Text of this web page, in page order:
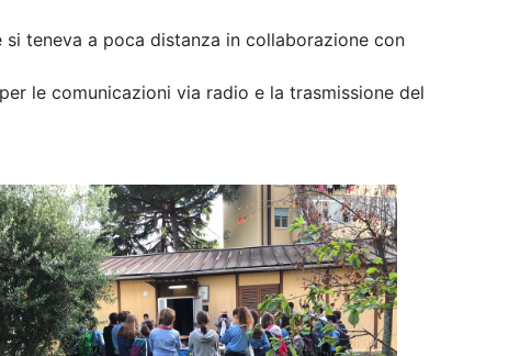
teneva a poca distanza in collaborazione con
le comunicazioni via radio e la trasmissione del